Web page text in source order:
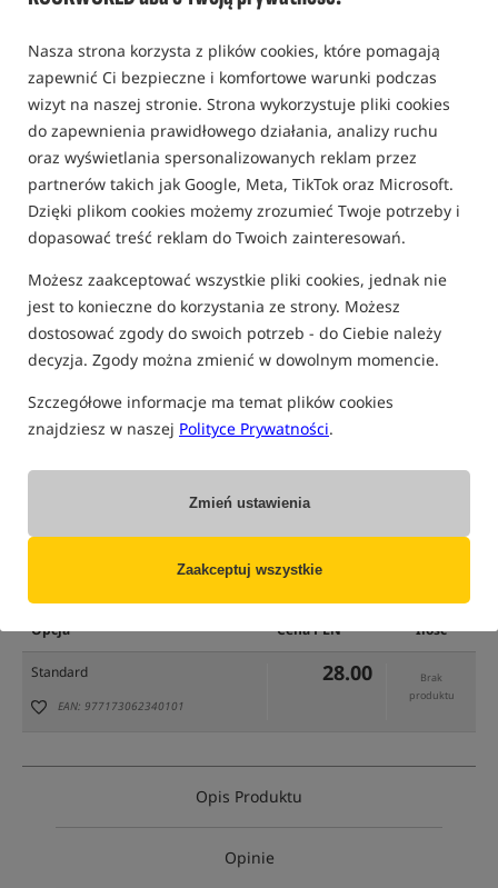
Nasza strona korzysta z plików cookies, które pomagają
zapewnić Ci bezpieczne i komfortowe warunki podczas
wizyt na naszej stronie. Strona wykorzystuje pliki cookies
do zapewnienia prawidłowego działania, analizy ruchu
oraz wyświetlania spersonalizowanych reklam przez
partnerów takich jak Google, Meta, TikTok oraz Microsoft.
Dzięki plikom cookies możemy zrozumieć Twoje potrzeby i
dopasować treść reklam do Twoich zainteresowań.
Możesz zaakceptować wszystkie pliki cookies, jednak nie
jest to konieczne do korzystania ze strony. Możesz
dostosować zgody do swoich potrzeb - do Ciebie należy
decyzja. Zgody można zmienić w dowolnym momencie.
Szczegółowe informacje ma temat plików cookies
znajdziesz w naszej Polityce Prywatności.
Zmień ustawienia
Zaakceptuj wszystkie
0 opinii
"naszym magazynie"
Opcja Cena PLN Ilość
Standard
EAN: 977173062340101
28.00
Brak
produktu
Opis Produktu
Opinie